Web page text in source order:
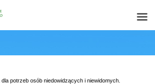
potrzeb osób niedowidzących i niewidomych.